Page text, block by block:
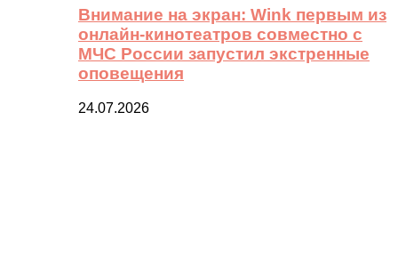
Внимание на экран: Wink первым из
онлайн-кинотеатров совместно с
МЧС России запустил экстренные
оповещения
24.07.2026